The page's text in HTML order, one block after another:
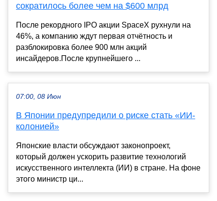
сократилось более чем на $600 млрд
После рекордного IPO акции SpaceX рухнули на
46%, а компанию ждут первая отчётность и
разблокировка более 900 млн акций
инсайдеров.После крупнейшего ...
07:00, 08 Июн
В Японии предупредили о риске стать «ИИ-
колонией»
Японские власти обсуждают законопроект,
который должен ускорить развитие технологий
искусственного интеллекта (ИИ) в стране. На фоне
этого министр ци...